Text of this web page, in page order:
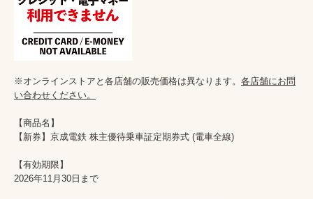
※オンラインストアと各店舗の販売価格は異なります。 各店舗にお問
い合わせください。
【商品名】
【新券】京成電鉄 株主優待乗車証定期券式 (電車全線)
【有効期限】
2026年11月30日まで